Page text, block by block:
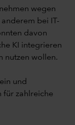
wegen
bei IT-
davon
KI integrieren
nutzen wollen.
und
für zahlreiche